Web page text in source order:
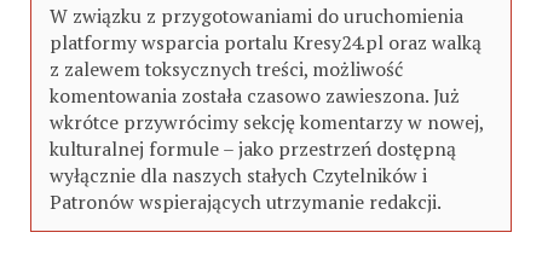
W związku z przygotowaniami do uruchomienia
platformy wsparcia portalu Kresy24.pl oraz walką
z zalewem toksycznych treści, możliwość
komentowania została czasowo zawieszona. Już
wkrótce przywrócimy sekcję komentarzy w nowej,
kulturalnej formule – jako przestrzeń dostępną
wyłącznie dla naszych stałych Czytelników i
Patronów wspierających utrzymanie redakcji.